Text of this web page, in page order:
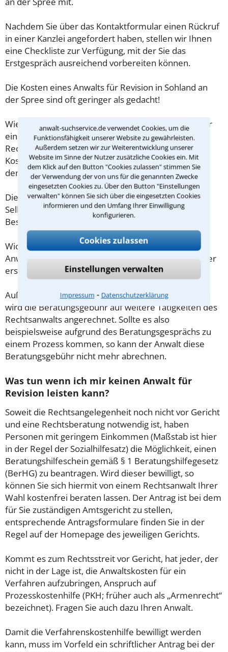
anwalt-suchservice.de verwendet Cookies, um die
Funktionsfähigkeit unserer Website zu gewährleisten.
Außerdem setzen wir zur Weiterentwicklung unserer
Website im Sinne der Nutzer zusätzliche Cookies ein. Mit
dem Klick auf den Button "Cookies zulassen" stimmen Sie
der Verwendung der von uns für die genannten Zwecke
eingesetzten Cookies zu. Über den Button "Einstellungen
verwalten" können Sie sich über die eingesetzten Cookies
informieren und den Umfang Ihrer Einwilligung
konfigurieren.
Cookies zulassen
Einstellungen verwalten
Impressum ⁃ Datenschutzerklärung
Nachdem Sie über das Kontaktformular einen Rückruf
in einer Kanzlei angefordert haben, stellen wir Ihnen
eine Checkliste zur Verfügung, mit der Sie das
Erstgespräch ausreichend vorbereiten können.
Die Kosten eines Anwalts für Revision in Sohland an
der Spree sind oft geringer als gedacht!
Wieviel ein Rechtsanwalt in Sohland an der Spree für
eine Erstberatung verlangen darf, ist in §34 des
Rechtsanwaltsvergütungsgesetz (RVG) geregelt. Die
Kosten für das erste Beratungsgespräch betragen
demnach maximal 190,00 € zzgl. MwSt.
Diese Regelung gilt jedoch nur für Verbraucher. Für
Selbstständige oder Freiberufler gilt diese
Beschränkung nicht.
Wichtig daher: Klären Sie die Kostenfrage mit Ihrem
Anwalt aus Sohland an der Spree schon zu Beginn der
ersten Beratung.
Außerdem gut zu wissen: Gemäß § 34 Absatz 2 RVG
wird die Beratungsgebühr auf weitere Tätigkeiten des
Rechtsanwalts angerechnet. Sollte es also
beispielsweise aufgrund des Beratungsgesprächs zu
einem Prozess kommen, so kann der Anwalt diese
Beratungsgebühr nicht mehr abrechnen.
Was tun wenn ich mir keinen Anwalt für
Revision leisten kann?
Soweit die Rechtsangelegenheit noch nicht vor Gericht
und eine Rechtsberatung notwendig ist, haben
Personen mit geringem Einkommen (Maßstab ist hier
in der Regel der Sozialhilfesatz) die Möglichkeit, einen
Beratungshilfeschein gemäß § 1 Beratungshilfegesetz
(BerHG) zu beantragen. Wird dieser bewilligt, so
können Sie sich hiermit von einem Rechtsanwalt Ihrer
Wahl kostenfrei beraten lassen. Der Antrag ist bei dem
für Sie zuständigen Amtsgericht zu stellen,
entsprechende Antragsformulare finden Sie in der
Regel auf der Homepage des jeweiligen Gerichts.
Kommt es zum Rechtsstreit vor Gericht, hat jeder, der
nicht in der Lage ist, die Anwaltskosten für ein
Verfahren aufzubringen, Anspruch auf
Prozesskostenhilfe (PKH; früher auch als „Armenrecht“
bezeichnet). Fragen Sie auch dazu Ihren Anwalt.
Damit die Verfahrenskostenhilfe bewilligt werden
kann, muss im Vorfeld ein schriftlicher Antrag bei der